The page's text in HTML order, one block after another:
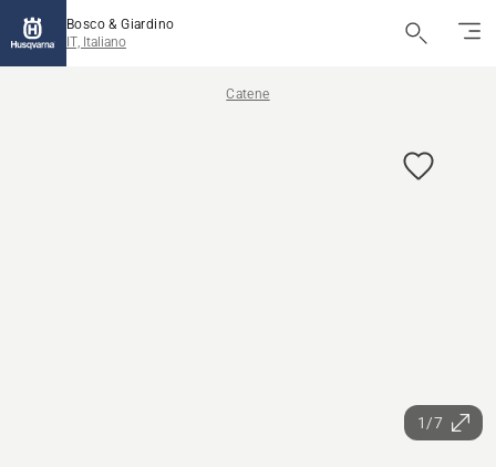
Bosco & Giardino
IT, Italiano
Catene
1/7